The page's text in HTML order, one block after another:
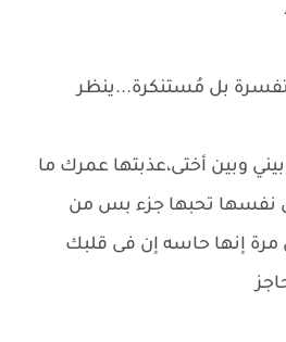
بل مُستنكرة...ينظر
وبين أختى،عذبتها عمرك ما
نفسها تحبها جزء بس من
مرة إنها حاسه إن فى قلبك